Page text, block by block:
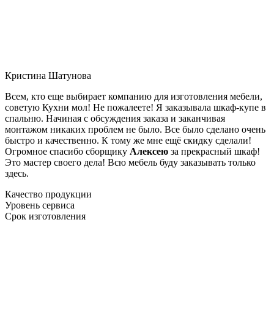
Кристина Шатунова
Всем, кто еще выбирает компанию для изготовления мебели,
советую Кухни мол! Не пожалеете! Я заказывала шкаф-купе в
спальню. Начиная с обсуждения заказа и заканчивая
монтажом никаких проблем не было. Все было сделано очень
быстро и качественно. К тому же мне ещё скидку сделали!
Огромное спасибо сборщику Алексею за прекрасный шкаф!
Это мастер своего дела! Всю мебель буду заказывать только
здесь.
Качество продукции
Уровень сервиса
Срок изготовления